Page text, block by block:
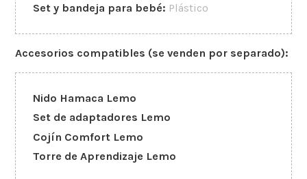
Set y bandeja para bebé: Plástico
Accesorios compatibles (se venden por separado):
Nido Hamaca Lemo
Set de adaptadores Lemo
Cojín Comfort Lemo
Torre de Aprendizaje Lemo